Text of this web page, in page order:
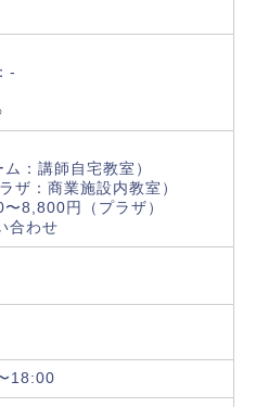
-
：講師自宅教室）
ザ：商業施設内教室）
8,800円（プラザ）
合わせ
18:00